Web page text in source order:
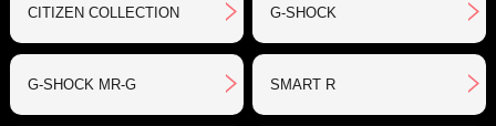
CITIZEN COLLECTION G-SHOCK
G-SHOCK MR-G SMART R